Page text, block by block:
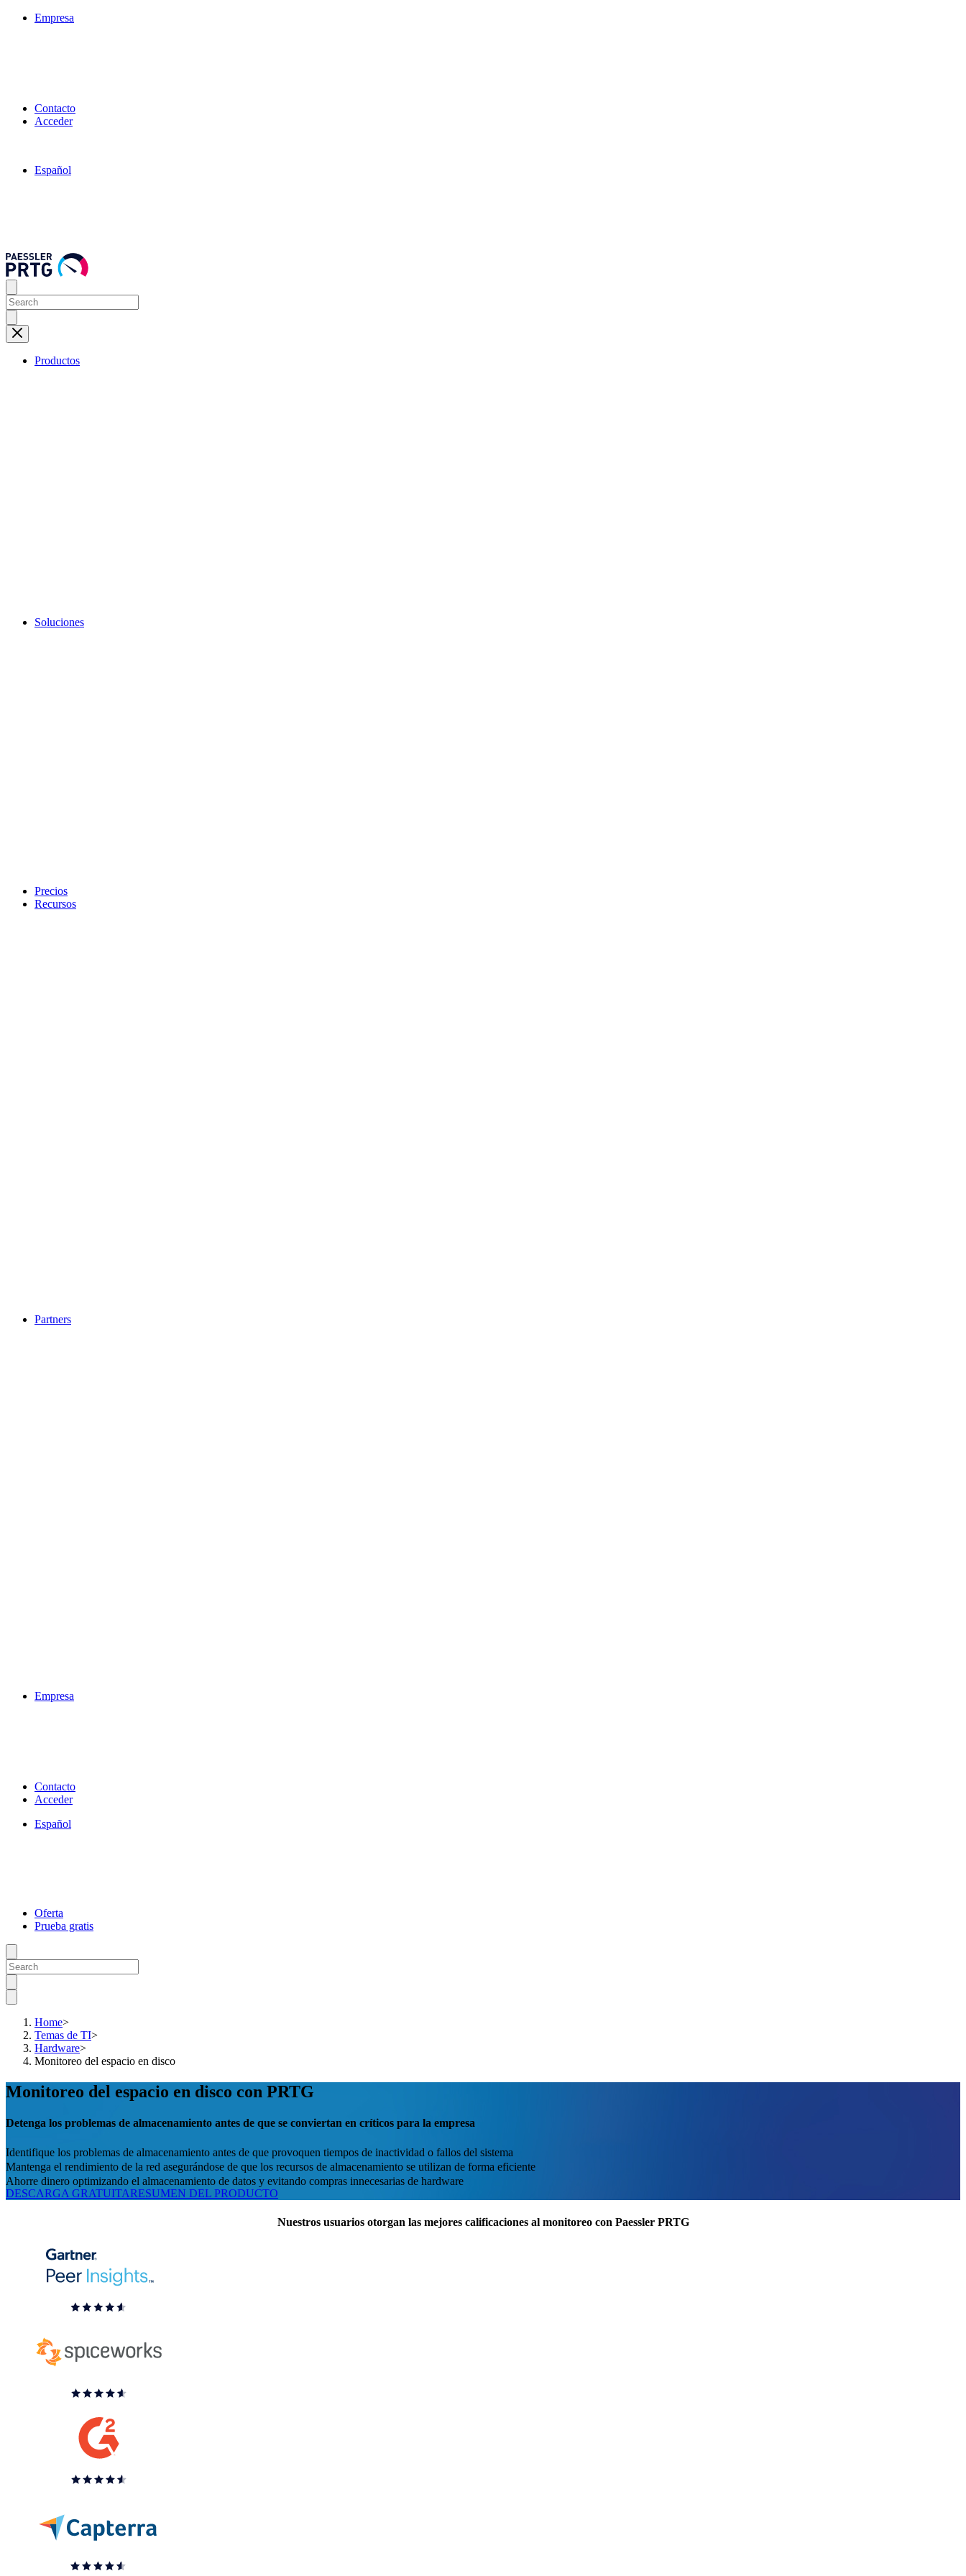
Empresa
Contacto
Acceder
Español
Productos
Soluciones
Precios
Recursos
Partners
Empresa
Contacto
Acceder
Español
Oferta
Prueba gratis
Home>
Temas de TI>
Hardware>
Monitoreo del espacio en disco
Monitoreo del espacio en disco con PRTG
Detenga los problemas de almacenamiento antes de que se conviertan en críticos para la empresa
Identifique los problemas de almacenamiento antes de que provoquen tiempos de inactividad o fallos del sistema
Mantenga el rendimiento de la red asegurándose de que los recursos de almacenamiento se utilizan de forma eficiente
Ahorre dinero optimizando el almacenamiento de datos y evitando compras innecesarias de hardware
DESCARGA GRATUITARESUMEN DEL PRODUCTO
Nuestros usuarios otorgan las mejores calificaciones al monitoreo con Paessler PRTG